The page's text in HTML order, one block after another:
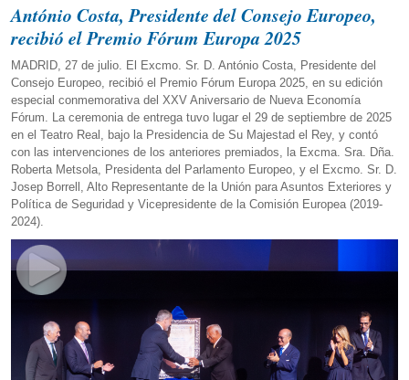
António Costa, Presidente del Consejo Europeo,
recibió el Premio Fórum Europa 2025
MADRID, 27 de julio. El Excmo. Sr. D. António Costa, Presidente del
Consejo Europeo, recibió el Premio Fórum Europa 2025, en su edición
especial conmemorativa del XXV Aniversario de Nueva Economía
Fórum. La ceremonia de entrega tuvo lugar el 29 de septiembre de 2025
en el Teatro Real, bajo la Presidencia de Su Majestad el Rey, y contó
con las intervenciones de los anteriores premiados, la Excma. Sra. Dña.
Roberta Metsola, Presidenta del Parlamento Europeo, y el Excmo. Sr. D.
Josep Borrell, Alto Representante de la Unión para Asuntos Exteriores y
Política de Seguridad y Vicepresidente de la Comisión Europea (2019-
2024).